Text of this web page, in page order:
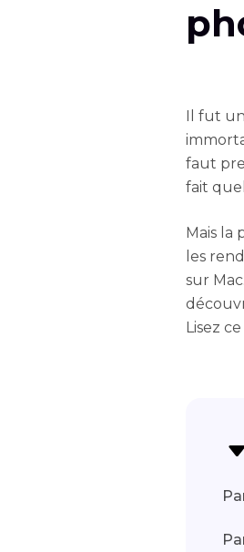
Il fut
faut
fait
Mais la
les
sur
Lisez